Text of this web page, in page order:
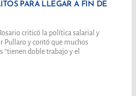
PARA LLEGAR A FIN DE
criticó la política salarial y
Pullaro y contó que muchos
“tienen doble trabajo y el